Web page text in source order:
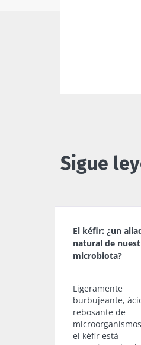
Sigue
El kéfir: ¿un
natural de
microbiota?
Ligeramente
burbujeante,
rebosante de
el kéfir está